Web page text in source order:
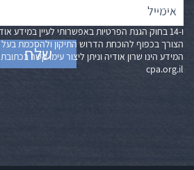
הסכמתי לשימוש במידע אודותיי למטרת ייעוץ וקבלת
ו-14 בחוק הגנת הפרטיות באפשרותי לעיין במידע
הצורך בכפוף להוכחת הדרוש התיקון ולהסכמת
המידע הינו שרון אודיה וניתן ליצור עימו קשר
cpa.org.il